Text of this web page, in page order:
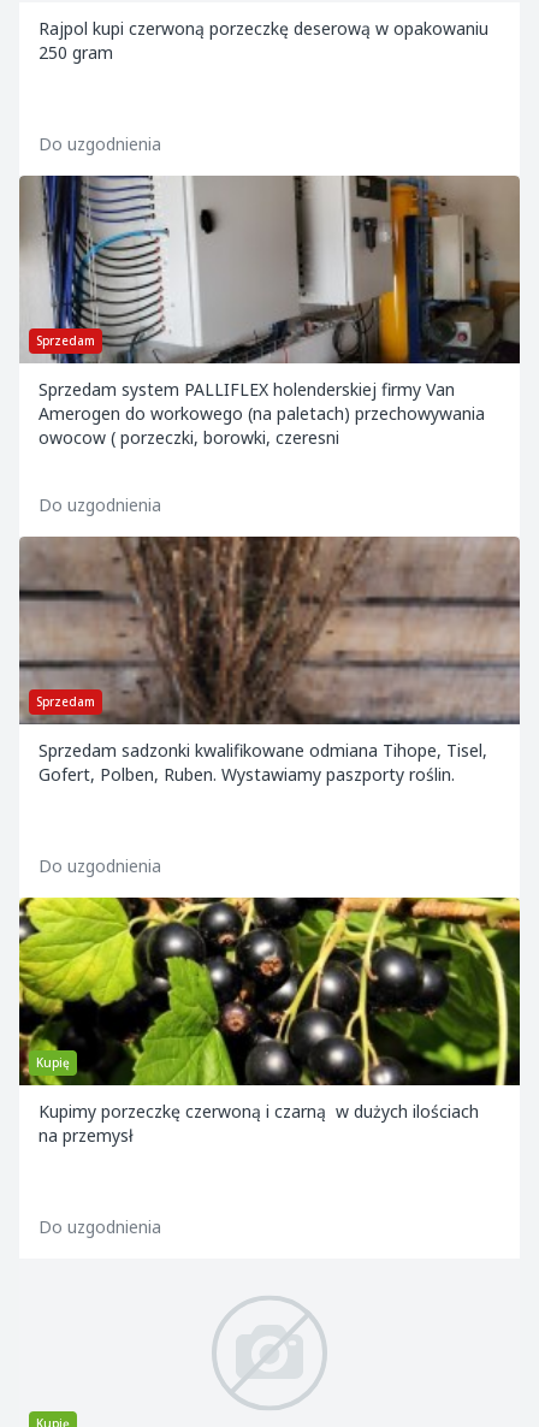
Rajpol kupi czerwoną porzeczkę deserową w opakowaniu
250 gram
Do uzgodnienia
Sprzedam
Sprzedam system PALLIFLEX holenderskiej firmy Van
Amerogen do workowego (na paletach) przechowywania
owocow ( porzeczki, borowki, czeresni
Do uzgodnienia
Sprzedam
Sprzedam sadzonki kwalifikowane odmiana Tihope, Tisel,
Gofert, Polben, Ruben. Wystawiamy paszporty roślin.
Do uzgodnienia
Kupię
Kupimy porzeczkę czerwoną i czarną w dużych ilościach
na przemysł
Do uzgodnienia
Kupię